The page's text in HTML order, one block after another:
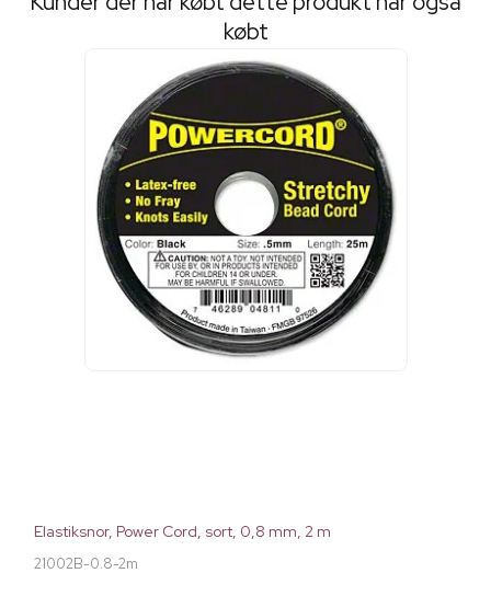
købt
Elastiksnor, Power Cord, sort, 0,8 mm, 2 m
21002B-0.8-2m